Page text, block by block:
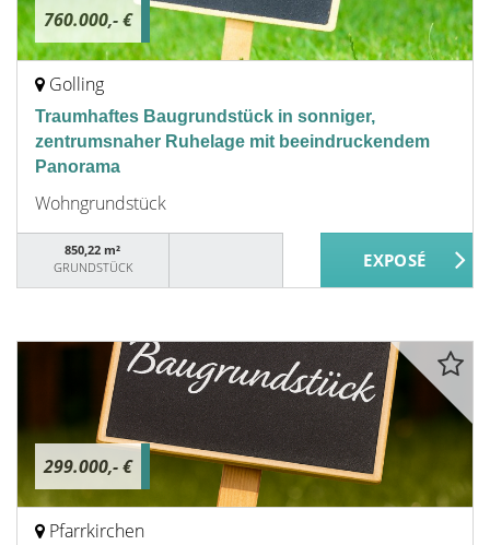
760.000,- €
Golling
Traumhaftes Baugrundstück in sonniger,
zentrumsnaher Ruhelage mit beeindruckendem
Panorama
Wohngrundstück
850,22 m²
GRUNDSTÜCK
299.000,- €
Pfarrkirchen